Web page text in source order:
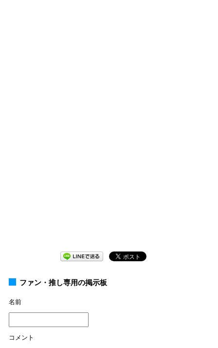
ファン・推し専用の掲示板
名前
コメント